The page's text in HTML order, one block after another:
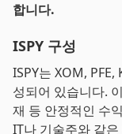
합니다.
ISPY 구성
ISPY는 XOM,
성되어 있습니다.
재 등 안정적인 수
IT나 기술주와 같